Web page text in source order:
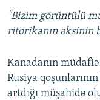
"Bizim görüntülü
ritorikanın əksinin
Kanadanın
Rusiya
artdığı müşahidə